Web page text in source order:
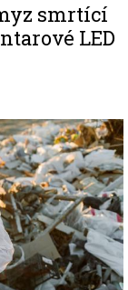
smrtící
LED